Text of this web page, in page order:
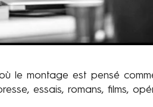
le montage est pensé
essais, romans, films,